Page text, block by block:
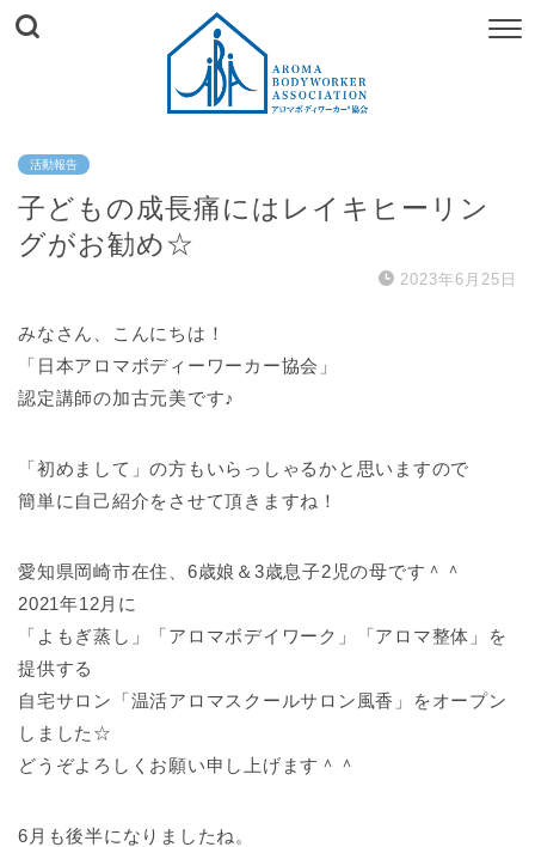
活動報告
子どもの成長痛にはレイキヒーリン
グがお勧め☆
2023年6月25日
みなさん、こんにちは！
「日本アロマボディーワーカー協会」
認定講師の加古元美です♪
「初めまして」の方もいらっしゃるかと思いますので
簡単に自己紹介をさせて頂きますね！
愛知県岡崎市在住、6歳娘＆3歳息子2児の母です＾＾
2021年12月に
「よもぎ蒸し」「アロマボデイワーク」「アロマ整体」を
提供する
自宅サロン「温活アロマスクールサロン風香」をオープン
しました☆
どうぞよろしくお願い申し上げます＾＾
6月も後半になりましたね。